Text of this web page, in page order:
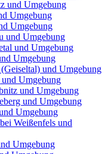
und Umgebung
Umgebung
Umgebung
und Umgebung
und Umgebung
Umgebung
und Umgebung
Umgebung
und Umgebung
und Umgebung
Umgebung
Weißenfels und
Umgebung